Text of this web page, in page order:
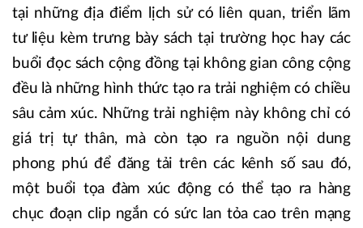
tại những địa điểm lịch sử có liên quan, triển lãm
tư liệu kèm trưng bày sách tại trường học hay các
buổi đọc sách cộng đồng tại không gian công cộng
đều là những hình thức tạo ra trải nghiệm có chiều
sâu cảm xúc. Những trải nghiệm này không chỉ có
giá trị tự thân, mà còn tạo ra nguồn nội dung
phong phú để đăng tải trên các kênh số sau đó,
một buổi tọa đàm xúc động có thể tạo ra hàng
chục đoạn clip ngắn có sức lan tỏa cao trên mạng